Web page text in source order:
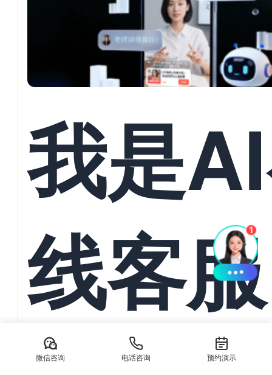
统一
与订
动导入
我是
线客
AI在线客服系统：本地生活服务离不开抖音/美团私信承接 在数
生活服务商家正面临前所未有的流量竞争压力。无论是餐饮、美
务，消费...
微信咨询 电话咨询 预约演示